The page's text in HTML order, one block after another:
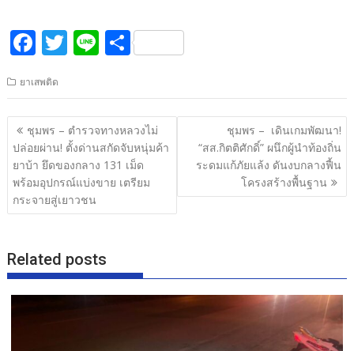
F
e
b
o
o
k
T
itt
er
Li
e
S
ar
e
ยาเสพติด
แนะแนว
เรื่อง
ชุมพร – ตำรวจทางหลวงไม่
ปล่อยผ่าน! ตั้งด่านสกัดจับหนุ่มค้า
ยาบ้า ยึดของกลาง 131 เม็ด
พร้อมอุปกรณ์แบ่งขาย เตรียม
กระจายสู่เยาวชน
ชุมพร – เดินเกมพัฒนา!
“สส.กิตติศักดิ์” ผนึกผู้นำท้องถิ่น
ระดมแก้ภัยแล้ง ดันงบกลางฟื้น
โครงสร้างพื้นฐาน
Related posts